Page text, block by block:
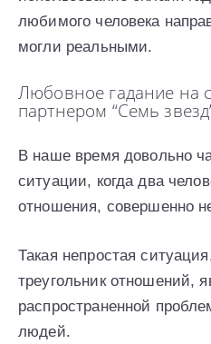
любимого человека
могли реальными.
Любовное гадание на
партнером “Семь
В наше время довольно
ситуации, когда два
отношения, совершенно
Такая непростая
треугольник отношений,
распространенной
людей.